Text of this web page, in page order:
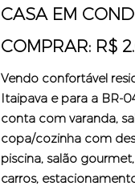
CASA EM
COMPRAR: R$
Vendo confortável
Itaipava e para a BR-
conta com varanda,
copa/cozinha com
piscina, salão
carros,